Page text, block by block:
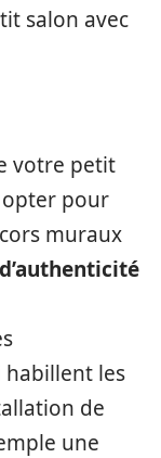
salon avec
votre petit
opter pour
muraux
les
de
une